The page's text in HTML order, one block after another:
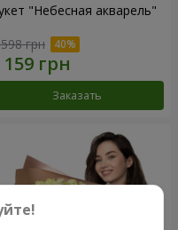
"Небесная акварель"
грн
Заказать